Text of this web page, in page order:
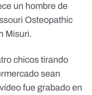
un hombre de
Osteopathic
Misuri.
chicos tirando
sean
fue grabado en